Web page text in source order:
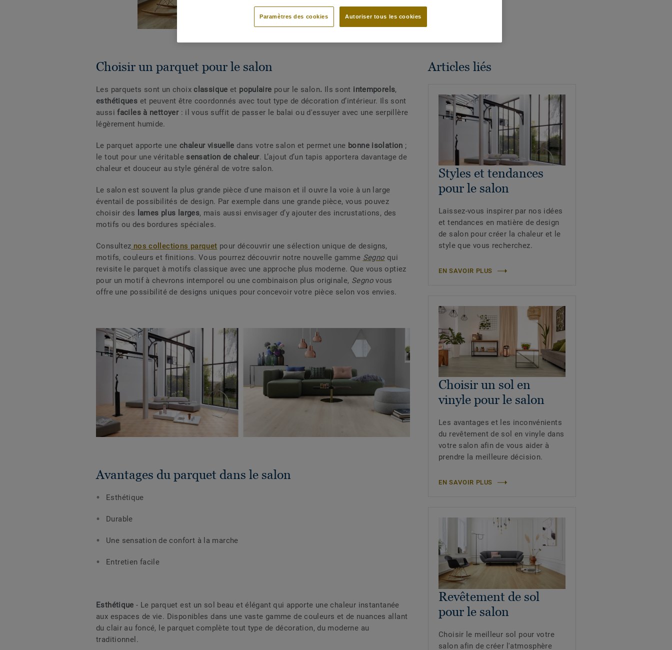
Choisir un parquet pour le salon
Les parquets sont un choixclassique et populaire pour le salon. Ils sont intemporels,
esthétiques et peuvent être coordonnés avec tout type de décoration d’intérieur. Ils sont
aussifaciles à nettoyer: il vous suffit de passer le balai ou d'essuyer avec une serpillère
légèrement humide.
Le parquet apporte une chaleur visuelle dans votre salon et permet une bonne isolation ;
le tout pour une véritable sensation de chaleur. L’ajout d’un tapis apportera davantage de
chaleur et douceur au style général de votre salon.
Le salon est souvent la plus grande pièce d'une maison et il ouvre la voie à un large
éventail de possibilités de design. Par exemple dans une grande pièce, vous pouvez
choisir des
lames plus larges, mais aussi envisager d’y ajouter des incrustations, des
motifs ou des bordures spéciales.
Consultez nos collections parquet pour découvrir une sélection unique de designs,
motifs, couleurs et finitions. Vous pourrez découvrir notre nouvelle gamme Segno qui
revisite le parquet à motifs classique avec une approche plus moderne. Que vous optiez
pour un motif à chevrons intemporel ou une combinaison plus originale, Segnovous
offre une possibilité de designs uniques pour concevoir votre pièce selon vos envies.
Avantages du parquet dans le salon
Esthétique
Durable
Une sensation de confort à la marche
Entretien facile
Esthétique - Le parquet est un sol beau et élégant qui apporte une chaleur instantanée
aux espaces de vie. Disponibles dans une vaste gamme de couleurs et de nuances allant
du clair au foncé, le parquet complète tout type de décoration, du moderne au
traditionnel.
Articles liés
Styles et tendances
pour le salon
Laissez-vous inspirer par nos idées
et tendances en matière de design
de salon pour créer la chaleur et le
style que vous recherchez.
EN SAVOIR PLUS
Choisir un sol en
vinyle pour le salon
Les avantages et les inconvénients
du revêtement de sol en vinyle dans
votre salon afin de vous aider à
prendre la meilleure décision.
EN SAVOIR PLUS
Revêtement de sol
pour le salon
Choisir le meilleur sol pour votre
salon afin de créer l'atmosphère
Paramètres des cookies Autoriser tous les cookies